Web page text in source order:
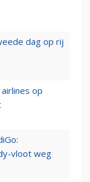
dag op rij
op
vloot weg